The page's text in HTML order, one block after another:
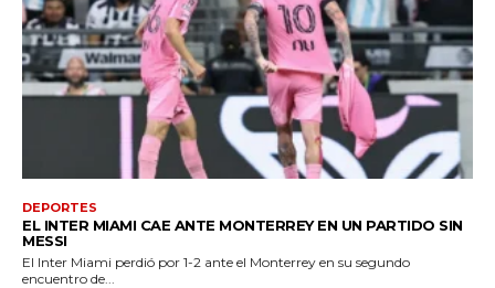
DEPORTES
EL INTER MIAMI CAE ANTE MONTERREY EN UN PARTIDO SIN
MESSI
El Inter Miami perdió por 1-2 ante el Monterrey en su segundo
encuentro de...